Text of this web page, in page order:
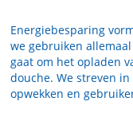
Energiebesparing
we gebruiken
gaat om het opladen
douche. We streven
opwekken en